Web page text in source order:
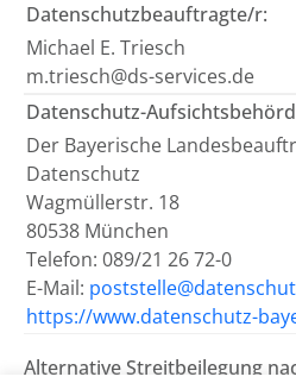
Datenschutzbeauftragte/r:
Michael E. Triesch
m.triesch@ds-services.de
Datenschutz-
Der Bayerische
Datenschutz
Wagmüllerstr. 18
80538 München
Telefon: 089/21 26 72-0
E-Mail:
https://www.datenschutz-
Alternative Streitbeilegung